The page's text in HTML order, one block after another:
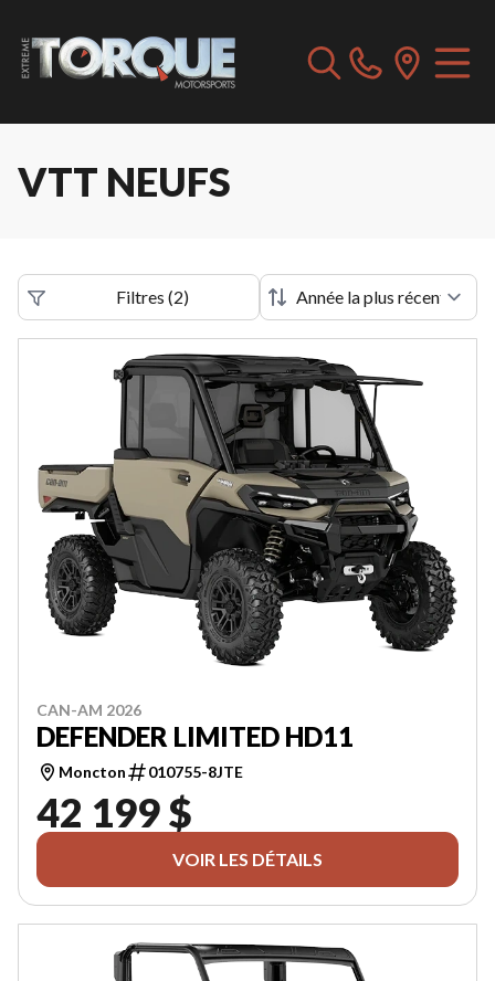
VTT NEUFS
Filtres (2)
CAN-AM 2026
DEFENDER LIMITED HD11
Moncton 010755-8JTE
42 199 $
VOIR LES DÉTAILS